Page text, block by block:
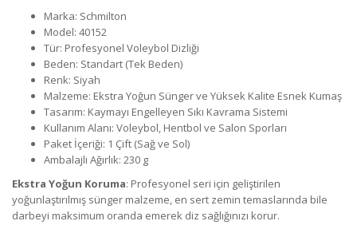
Marka: Schmilton
Model: 40152
Tür: Profesyonel Voleybol Dizliği
Beden: Standart (Tek Beden)
Renk: Siyah
Malzeme: Ekstra Yoğun Sünger ve Yüksek Kalite Esnek Kumaş
Tasarım: Kaymayı Engelleyen Sıkı Kavrama Sistemi
Kullanım Alanı: Voleybol, Hentbol ve Salon Sporları
Paket İçeriği: 1 Çift (Sağ ve Sol)
Ambalajlı Ağırlık: 230 g
Ekstra Yoğun Koruma: Profesyonel seri için geliştirilen
yoğunlaştırılmış sünger malzeme, en sert zemin temaslarında bile
darbeyi maksimum oranda emerek diz sağlığınızı korur.